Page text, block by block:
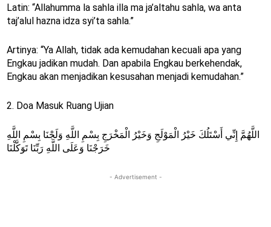
Latin: “Allahumma la sahla illa ma ja’altahu sahla, wa anta
taj’alul hazna idza syi’ta sahla.”
Artinya: “Ya Allah, tidak ada kemudahan kecuali apa yang
Engkau jadikan mudah. Dan apabila Engkau berkehendak,
Engkau akan menjadikan kesusahan menjadi kemudahan.”
2. Doa Masuk Ruang Ujian
اللَّهُمَّ إِنِّي أَسْتَلُكَ خَيْرُ الْمَوْلَجِ وَخَيْرُ الْمَخْرَجِ بِسْمِ اللَّهِ وَلَجْنَا بِسْمِ اللَّهِ
خَرَجْنَا وَعَلَى اللَّهِ رَبِّنَا تَوَكَّلْنَا
- Advertisement -